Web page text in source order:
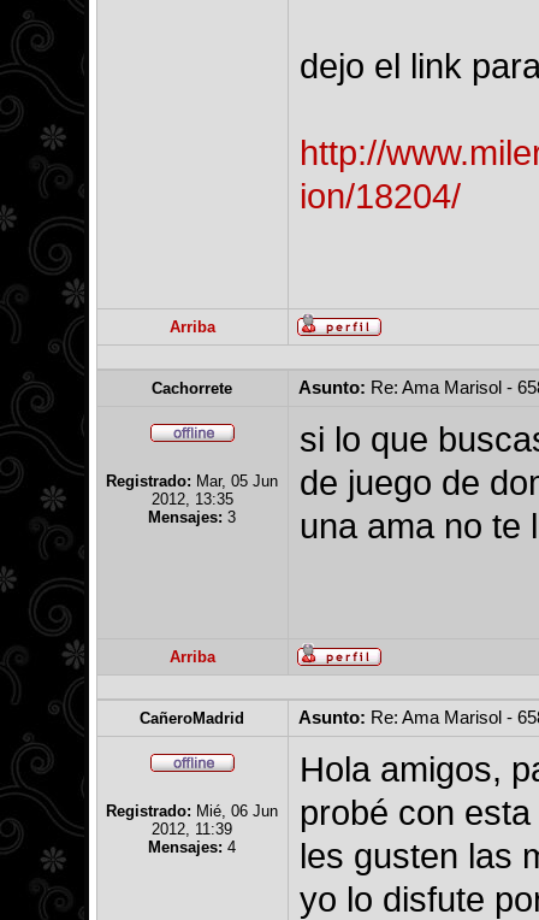
dejo el link
http://
ion/18204/
Arriba
Cachorrete Asunto: Re: Ama Marisol -
Registrado: Mar, 05 Jun
2012, 13:35
Mensajes: 3
si lo que
de juego de
una ama no te
Arriba
CañeroMadrid Asunto: Re: Ama Marisol -
Registrado: Mié, 06 Jun
2012, 11:39
Mensajes: 4
Hola amigos,
probé con
les gusten las
yo lo disfute